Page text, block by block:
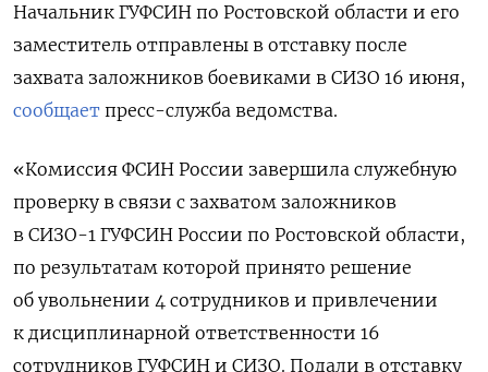
Начальник ГУФСИН по Ростовской области и его
заместитель отправлены в отставку после
захвата заложников боевиками в СИЗО 16 июня,
сообщает пресс-служба ведомства.
«Комиссия ФСИН России завершила служебную
проверку в связи с захватом заложников
в СИЗО-1 ГУФСИН России по Ростовской области,
по результатам которой принято решение
об увольнении 4 сотрудников и привлечении
к дисциплинарной ответственности 16
сотрудников ГУФСИН и СИЗО. Подали в отставку